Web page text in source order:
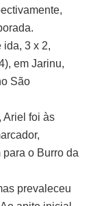
ida, 3 x 2,
em Jarinu,
São
Ariel foi às
o Burro da
prevaleceu